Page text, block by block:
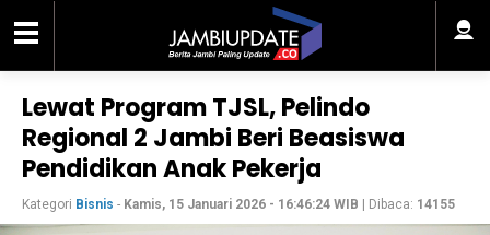
Lewat Program TJSL, Pelindo
Regional 2 Jambi Beri Beasiswa
Pendidikan Anak Pekerja
Kategori Bisnis - Kamis, 15 Januari 2026 - 16:46:24 WIB | Dibaca: 14155